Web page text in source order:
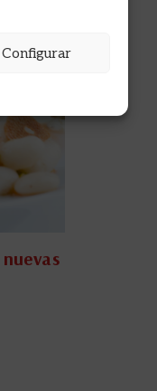
Configurar